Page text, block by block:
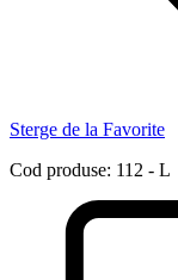
Sterge de la Favorite
Cod produse: 112 - L